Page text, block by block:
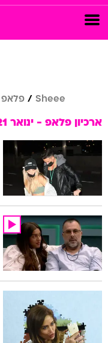
Sheee פלאפ
ארכיון פלאפ - ינואר 2021